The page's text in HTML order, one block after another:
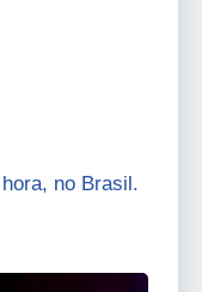
no Brasil.